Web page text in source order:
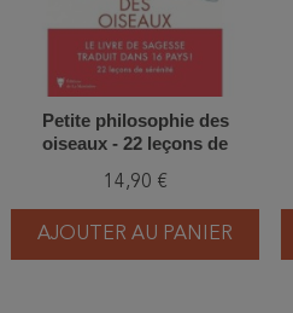
Petite philosophie des
oiseaux - 22 leçons de
oiseaux
14,90 €
AJOUTER AU PANIER